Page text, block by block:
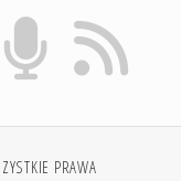
PRAWA